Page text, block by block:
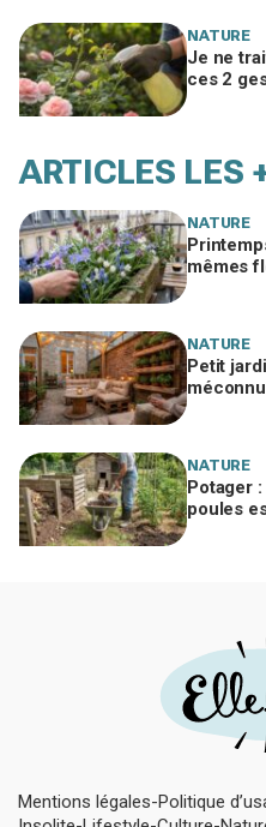
NATURE
Je ne
ces 2
ARTICLES LES
NATURE
mêmes
NATURE
Petit
NATURE
Potager
poules
Mentions légales Politique